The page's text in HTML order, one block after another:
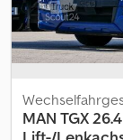
MAN TGX